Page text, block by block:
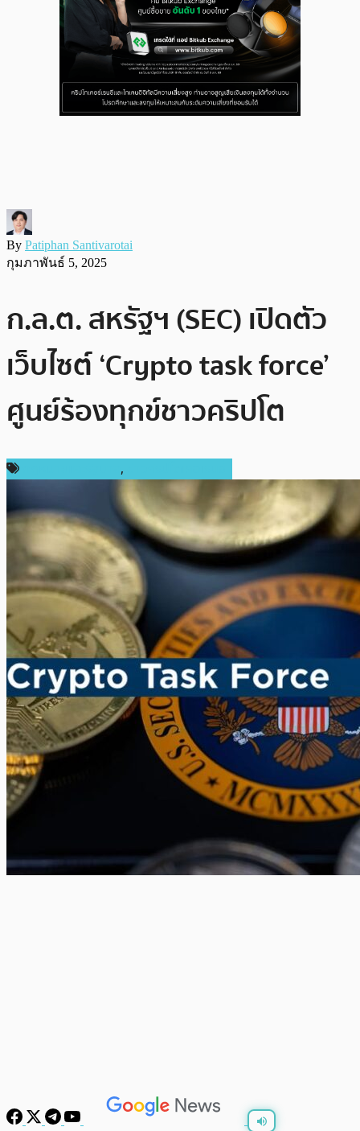
By Patiphan Santivarotai
กุมภาพันธ์ 5, 2025
ก.ล.ต. สหรัฐฯ (SEC) เปิดตัว
เว็บไซต์ ‘Crypto task force’
ศูนย์ร้องทุกข์ชาวคริปโต
,